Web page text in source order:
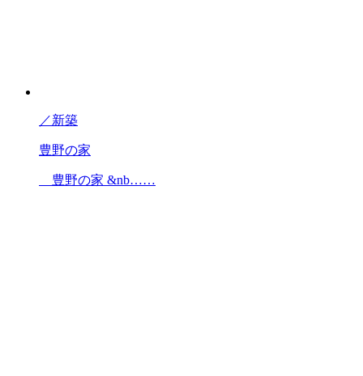
／新築
豊野の家
豊野の家 &nb……